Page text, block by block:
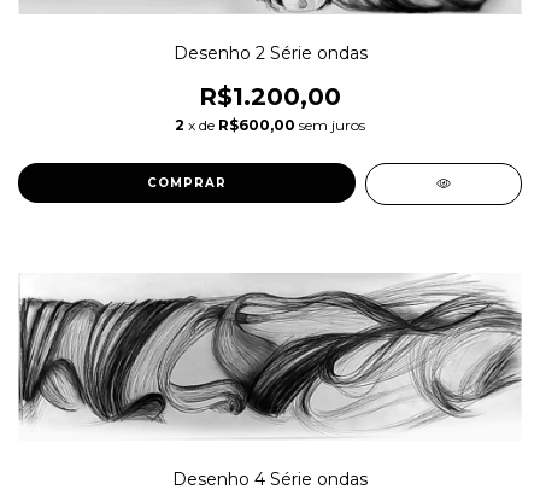
Desenho 2 Série ondas
R$1.200,00
2 x de R$600,00 sem juros
Desenho 4 Série ondas